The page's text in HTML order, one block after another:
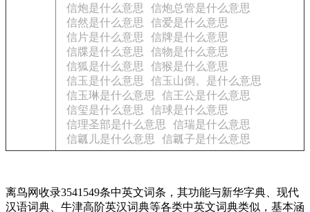
信炮是什么意思
信炮总管是什么意思
信然是什么意思
信爱是什么意思
信片是什么意思
信牌是什么意思
信牒是什么意思
信物是什么意思
信狐是什么意思
信猴是什么意思
信玉是什么意思
信玉山倒。是什么意思
信玉琳是什么意思
信王公是什么意思
信玺是什么意思
信球是什么意思
信理圣部是什么意思
信瑞是什么意思
信瓤儿是什么意思
信瓤子是什么意思
离鸟网收录3541549条中英文词条，其功能与新华字典、现代
汉语词典、牛津高阶英汉词典等各类中英文词典类似，基本涵